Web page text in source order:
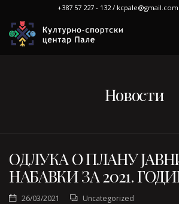
+387 57 227 - 132 / kcpale@gmail.com
Новости
ОДЛУКА О ПЛАНУ
НАБАВКИ ЗА 2021.
26/03/2021
Uncategorized